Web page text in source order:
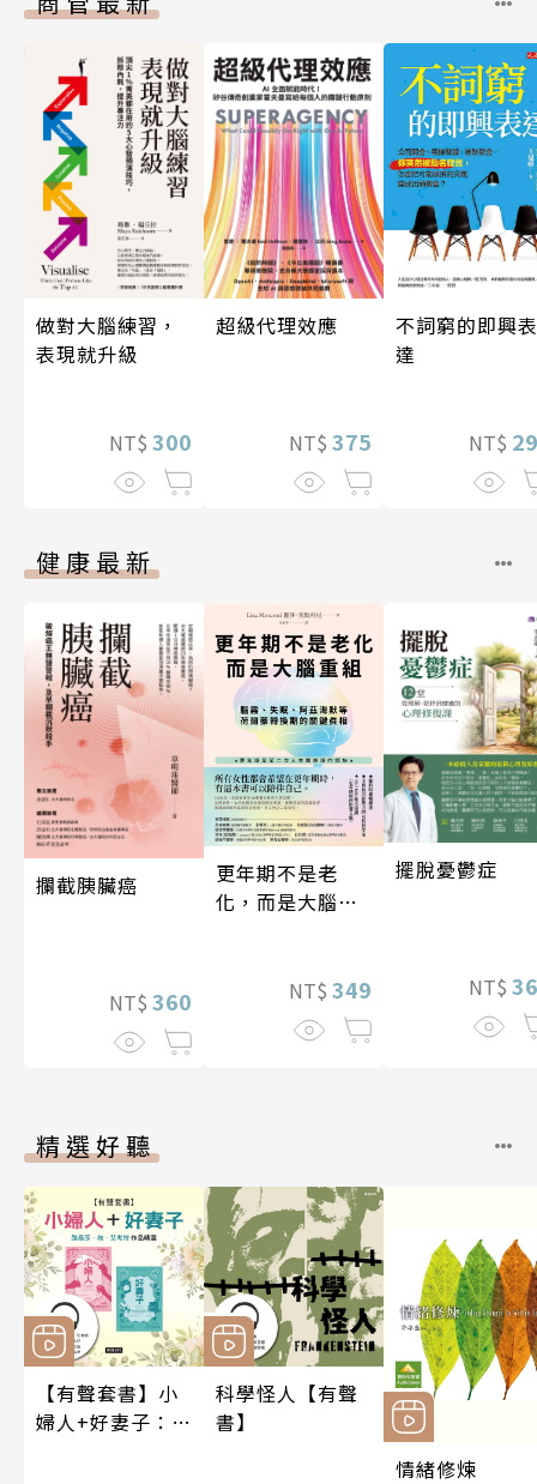
做對大腦練習，
表現就升級
NT$ 300
超級代理效應
NT$ 375
不詞窮的即興表
達
NT$
健康最新
攔截胰臟癌
NT$ 360
更年期不是老
化，而是大腦重
NT$ 349
擺脫憂鬱症
NT$
精選好聽
【有聲套書】小
婦人+好妻子：路
科學怪人【有聲
書】
情緒修煉